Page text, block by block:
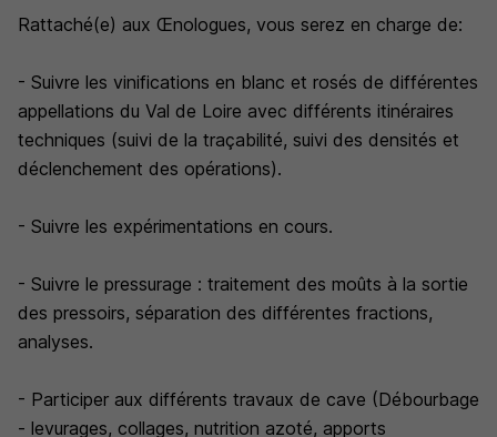
Rattaché(e) aux Œnologues, vous serez en charge de:
- Suivre les vinifications en blanc et rosés de différentes
appellations du Val de Loire avec différents itinéraires
techniques (suivi de la traçabilité, suivi des densités et
déclenchement des opérations).
- Suivre les expérimentations en cours.
- Suivre le pressurage : traitement des moûts à la sortie
des pressoirs, séparation des différentes fractions,
analyses.
- Participer aux différents travaux de cave (Débourbage
- levurages, collages, nutrition azoté, apports